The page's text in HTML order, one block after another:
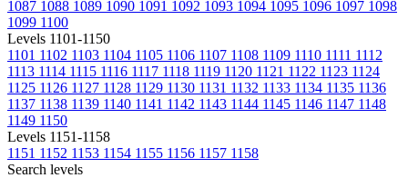
1087 1088 1089 1090 1091 1092 1093 1094 1095 1096 1097 1098
1099 1100
Levels 1101-1150
1101 1102 1103 1104 1105 1106 1107 1108 1109 1110 1111 1112
1113 1114 1115 1116 1117 1118 1119 1120 1121 1122 1123 1124
1125 1126 1127 1128 1129 1130 1131 1132 1133 1134 1135 1136
1137 1138 1139 1140 1141 1142 1143 1144 1145 1146 1147 1148
1149 1150
Levels 1151-1158
1151 1152 1153 1154 1155 1156 1157 1158
Search levels